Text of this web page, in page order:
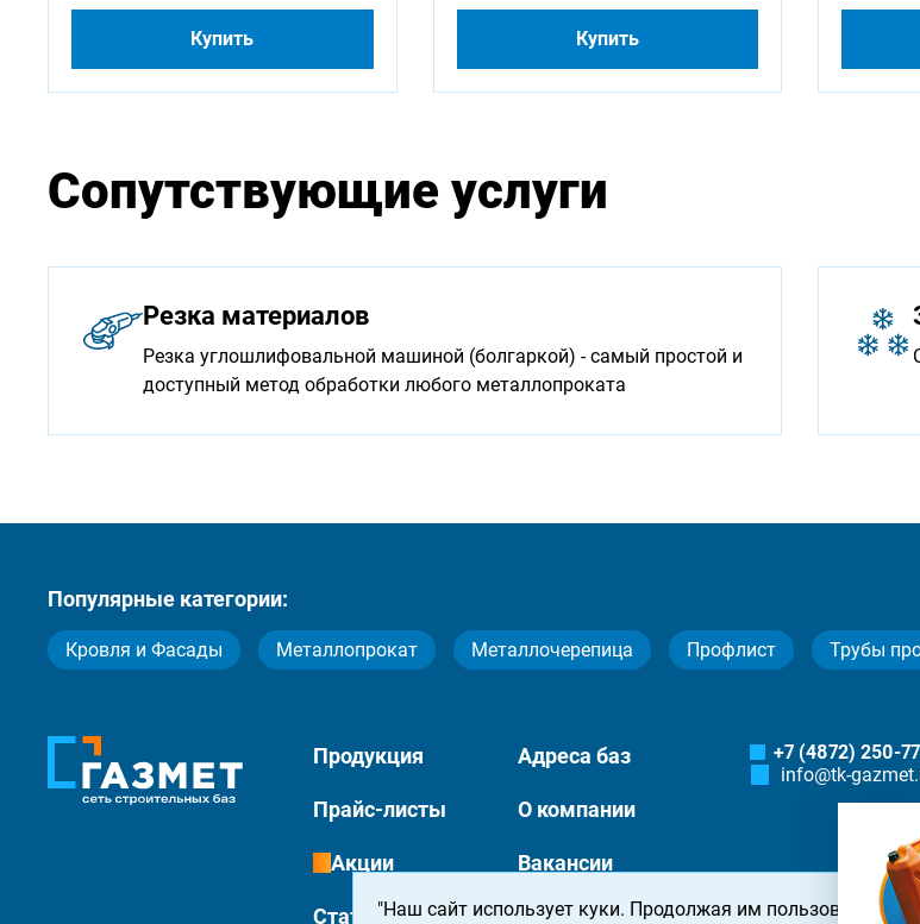
Купить Купить
Сопутствующие услуги
Резка материалов
Резка углошлифовальной машиной (болгаркой) - самый простой и
доступный метод обработки любого металлопроката
Популярные категории:
Кровля и Фасады Металлопрокат Металлочерепица Профлист Трубы
Продукция Адреса баз
Прайс-листы О компании
Акции Вакансии
Статьи Контакты
+7 (4872) 250-
info@tk-
"Наш сайт использует куки. Продолжая им пользоваться,